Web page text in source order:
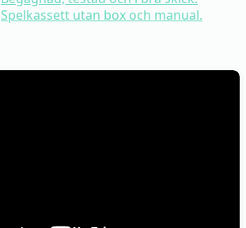
Spelkassett utan box och manual.